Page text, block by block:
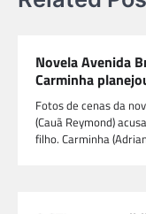
Novela Avenida
Carminha
Fotos de cenas da
(Cauã Reymond)
filho. Carminha